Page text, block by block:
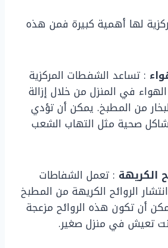
لها أهمية كبيرة فمن هذه
: تساعد الشفطات المركزية
في المنزل من خلال إزالة
من المطبخ. يمكن أن تؤدي
صحية مثل التهاب الشعب
الكريهة : تعمل الشفاطات
الروائح الكريهة من المطبخ
أن تكون هذه الروائح مزعجة
تعيش في منزل صغير.